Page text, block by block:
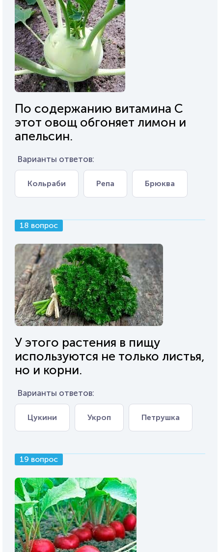
По содержанию витамина C
этот овощ обгоняет лимон и
апельсин.
Варианты ответов:
Кольраби Репа Брюква
18 вопрос
У этого растения в пищу
используются не только листья,
но и корни.
Варианты ответов:
Цукини Укроп Петрушка
19 вопрос